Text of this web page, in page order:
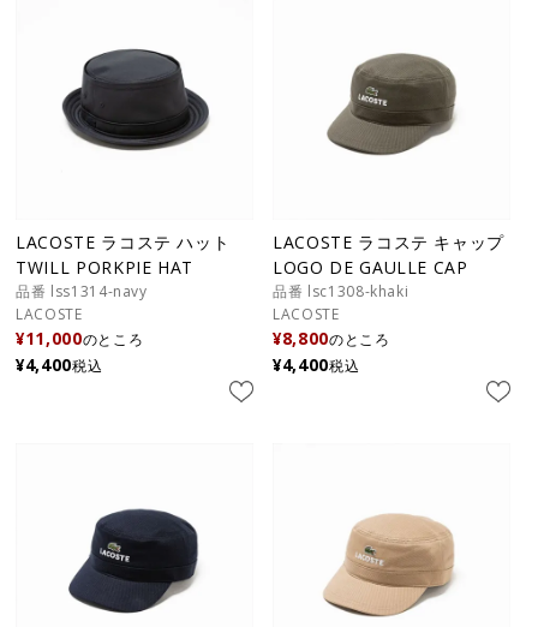
LACOSTE ラコステ ハット
TWILL PORKPIE HAT
品番 lss1314-navy
LACOSTE
¥11,000のところ
¥4,400税込
LACOSTE ラコステ キャップ
LOGO DE GAULLE CAP
品番 lsc1308-khaki
LACOSTE
¥8,800のところ
¥4,400税込